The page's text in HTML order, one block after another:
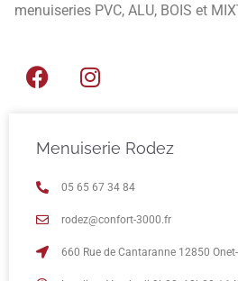
menuiseries PVC, ALU, BOIS et
Menuiserie Rodez
05 65 67 34 84
rodez@confort-3000.fr
660 Rue de Cantaranne 12850